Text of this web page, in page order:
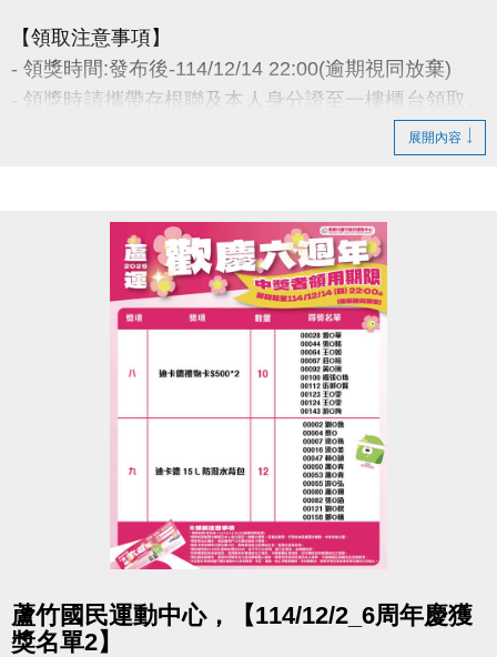
【領取注意事項】
- 領獎時間:發布後-114/12/14 22:00(逾期視同放棄)
- 領獎時請攜帶存根聯及本人身分證至一樓櫃台領取。
若無法親領，代領者亦需攜帶存根聯、中獎者身分
- 會員卡獎項領取日即為開卡日，會員資格當日起開始
生效，恕無法延後使用。
- 課程抵用金$1500及場地抵用金$500，皆不可分次使
- 若使用課程折抵金報課，該課程有未開課成功之情
況，不得退費折換現金，但可轉班至有開課成功之課
- 因活動核銷需要，會複印得獎者身分證或相關個人資
料，領獎則視同同意提供本人資料，可請櫃檯註明僅
供此活動使用。
- 本活動作業說明蘆竹國民運動中心保有解釋、修正、
調整、終止等相關權利，其詳細辦法、變更事項或未
盡事宜則以網站公告為主。
展開內容
蘆竹國民運動中心，【114/12/2_6周年慶獲
獎名單2】